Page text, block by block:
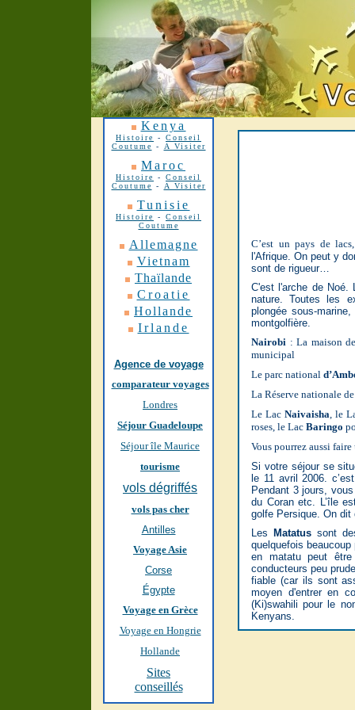
Kenya
Histoire -
Conseil
Coutume
- A Visiter
Maroc
Histoire - Conseil
Coutume
- A Visiter
Tunisie
Histoire - Conseil
Coutume
Allemagne
Vietnam
Thaïlande
Croatie
Hollande
Irlande
Agence de voyage
comparateur voyages
Londres
Séjour Guadeloupe
Séjour île Maurice
tourisme
vols dégriffés
vols pas cher
Antilles
Voyage Asie
Corse
Égypte
Voyage en Grèce
Voyage en Hongrie
Hollande
Sites
conseillés
C’est un pays de
l'Afrique. On peut y
sont de rigueur…
C'est l'arche de Noé.
nature. Toutes les
plongée sous-
montgolfière.
Nairobi : La maison
municipal
Le parc national
La Réserve nationale
Le LacNaivaisha, le
roses, le Lac Baringo
Vous pourrez aussi
Si votre séjour se
le 11 avril 2006.
Pendant 3 jours,
du Coran etc. L’île
golfe Persique. On dit
Les
Matatussont
quelquefois
en matatu peut
conducteurs peu
fiable (car ils sont
moyen d'entrer en
(Ki)swahili pour le
Kenyans.